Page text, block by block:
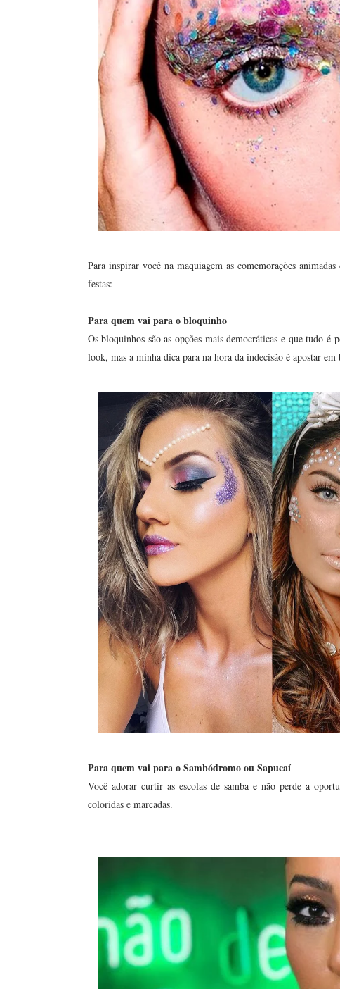
Para inspirar você na maquiagem as comemorações animadas
festas:
Para quem vai para o bloquinho
Os bloquinhos são as opções mais democráticas e que tudo
look, mas a minha dica para na hora da indecisão é apostar
Para quem vai para o Sambódromo ou Sapucaí
Você adorar curtir as escolas de samba e não perde a
coloridas e marcadas.